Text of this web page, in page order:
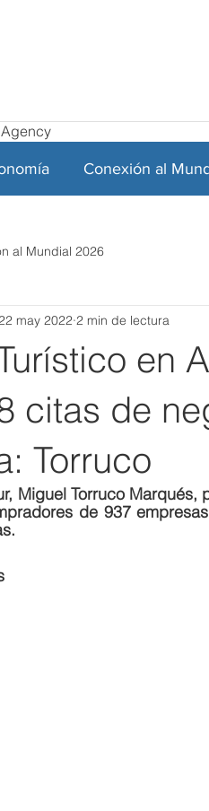
Agency
Conexión al
al Mundial 2026
en
citas de
Torruco
22 may 2022 2 min de lectura
Miguel Torruco
de 937